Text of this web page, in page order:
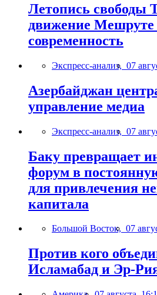
Летопись свободы
движение Мешруте
современность
Экспресс-анализ, 07
Азербайджан
управление медиа
Экспресс-анализ, 07
Баку превращает
форум в
для привлечения
капитала
Большой Восток, 07
Против кого
Исламабад и Эр-